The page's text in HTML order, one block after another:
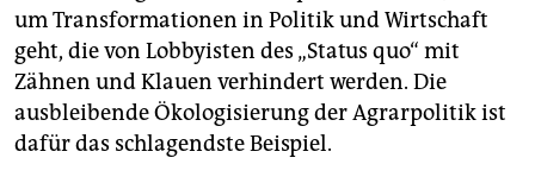
um Transformationen in Politik und Wirtschaft
geht, die von Lobbyisten des „Status quo“ mit
Zähnen und Klauen verhindert werden. Die
ausbleibende Ökologisierung der Agrar­politik ist
dafür das schlagendste Beispiel.